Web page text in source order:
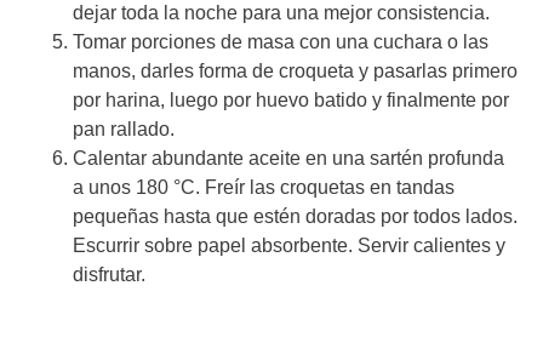
dejar toda la noche para una mejor consistencia.
Tomar porciones de masa con una cuchara o las
manos, darles forma de croqueta y pasarlas primero
por harina, luego por huevo batido y finalmente por
pan rallado.
Calentar abundante aceite en una sartén profunda
a unos 180 °C. Freír las croquetas en tandas
pequeñas hasta que estén doradas por todos lados.
Escurrir sobre papel absorbente. Servir calientes y
disfrutar.